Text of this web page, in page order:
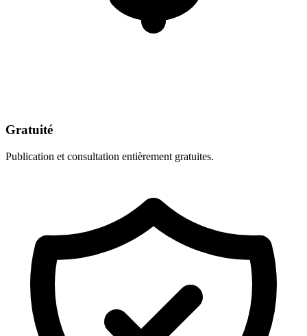
Gratuité
Publication et consultation entièrement gratuites.